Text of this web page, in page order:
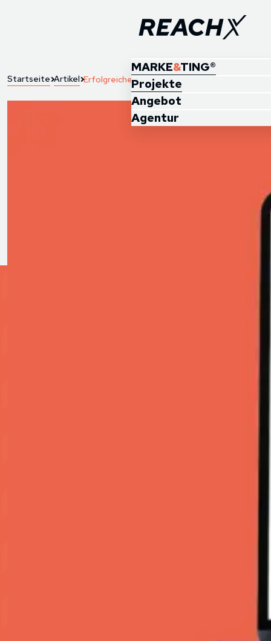
MARKE&TING®
Projekte
Angebot
Agentur
Startseite Artikel Erfolgreiche Online-Kommunikation